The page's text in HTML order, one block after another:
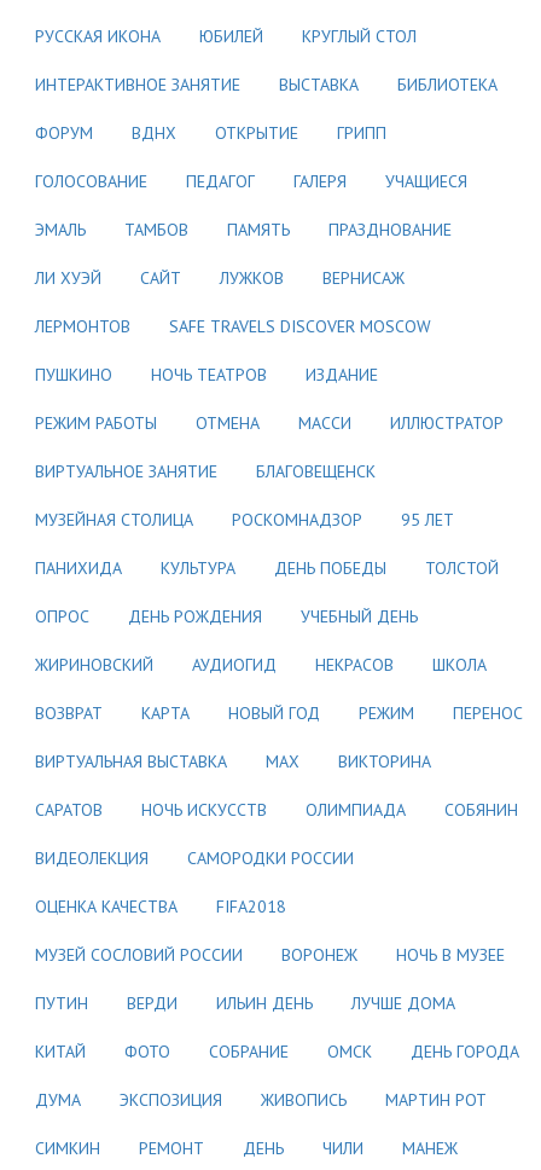
РУССКАЯ ИКОНА ЮБИЛЕЙ КРУГЛЫЙ СТОЛ
ИНТЕРАКТИВНОЕ ЗАНЯТИЕ ВЫСТАВКА БИБЛИОТЕКА
ФОРУМ ВДНХ ОТКРЫТИЕ ГРИПП
ГОЛОСОВАНИЕ ПЕДАГОГ ГАЛЕРЯ УЧАЩИЕСЯ
ЭМАЛЬ ТАМБОВ ПАМЯТЬ ПРАЗДНОВАНИЕ
ЛИ ХУЭЙ САЙТ ЛУЖКОВ ВЕРНИСАЖ
ЛЕРМОНТОВ SAFE TRAVELS DISCOVER MOSCOW
ПУШКИНО НОЧЬ ТЕАТРОВ ИЗДАНИЕ
РЕЖИМ РАБОТЫ ОТМЕНА МАССИ ИЛЛЮСТРАТОР
ВИРТУАЛЬНОЕ ЗАНЯТИЕ БЛАГОВЕЩЕНСК
МУЗЕЙНАЯ СТОЛИЦА РОСКОМНАДЗОР 95 ЛЕТ
ПАНИХИДА КУЛЬТУРА ДЕНЬ ПОБЕДЫ ТОЛСТОЙ
ОПРОС ДЕНЬ РОЖДЕНИЯ УЧЕБНЫЙ ДЕНЬ
ЖИРИНОВСКИЙ АУДИОГИД НЕКРАСОВ ШКОЛА
ВОЗВРАТ КАРТА НОВЫЙ ГОД РЕЖИМ ПЕРЕНОС
ВИРТУАЛЬНАЯ ВЫСТАВКА МАХ ВИКТОРИНА
САРАТОВ НОЧЬ ИСКУССТВ ОЛИМПИАДА СОБЯНИН
ВИДЕОЛЕКЦИЯ САМОРОДКИ РОССИИ
ОЦЕНКА КАЧЕСТВА FIFA2018
МУЗЕЙ СОСЛОВИЙ РОССИИ ВОРОНЕЖ НОЧЬ В МУЗЕЕ
ПУТИН ВЕРДИ ИЛЬИН ДЕНЬ ЛУЧШЕ ДОМА
КИТАЙ ФОТО СОБРАНИЕ ОМСК ДЕНЬ ГОРОДА
ДУМА ЭКСПОЗИЦИЯ ЖИВОПИСЬ МАРТИН РОТ
СИМКИН РЕМОНТ ДЕНЬ ЧИЛИ МАНЕЖ